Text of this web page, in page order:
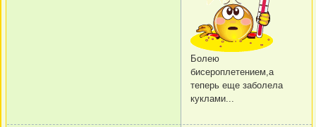
Болею
бисероплетением,а
теперь еще заболела
куклами...